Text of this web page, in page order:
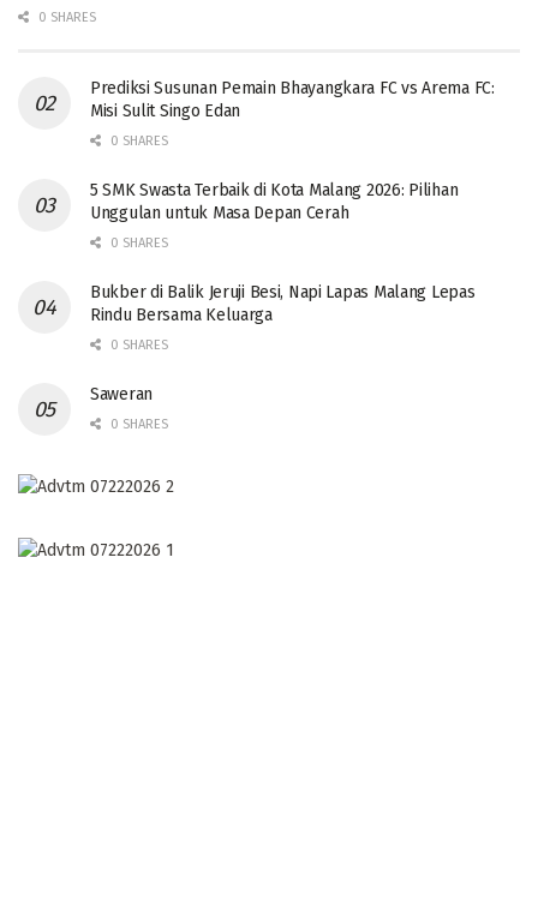
0 SHARES
Prediksi Susunan Pemain Bhayangkara FC vs Arema FC:
Misi Sulit Singo Edan
0 SHARES
5 SMK Swasta Terbaik di Kota Malang 2026: Pilihan
Unggulan untuk Masa Depan Cerah
0 SHARES
Bukber di Balik Jeruji Besi, Napi Lapas Malang Lepas
Rindu Bersama Keluarga
0 SHARES
Saweran
0 SHARES